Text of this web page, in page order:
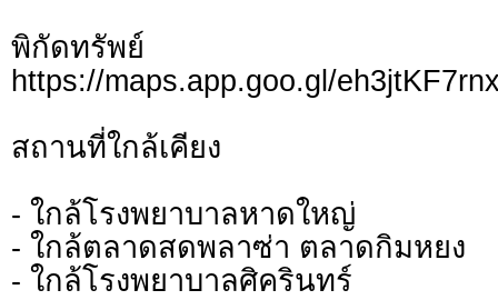
พิกัดทรั
https://maps.app.goo.gl/
สถานที่ใกล้เคียง
- ใกล้โรงพยาบาลหาดใหญ่
- ใกล้ตลาดสดพลาซ่า ตลาดกิมหยง
- ใกล้โรงพยาบาลศิครินทร์